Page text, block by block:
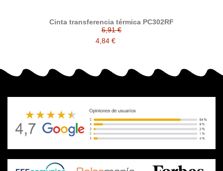
Cinta transferencia térmica PC302RF
6,91 €
4,84 €